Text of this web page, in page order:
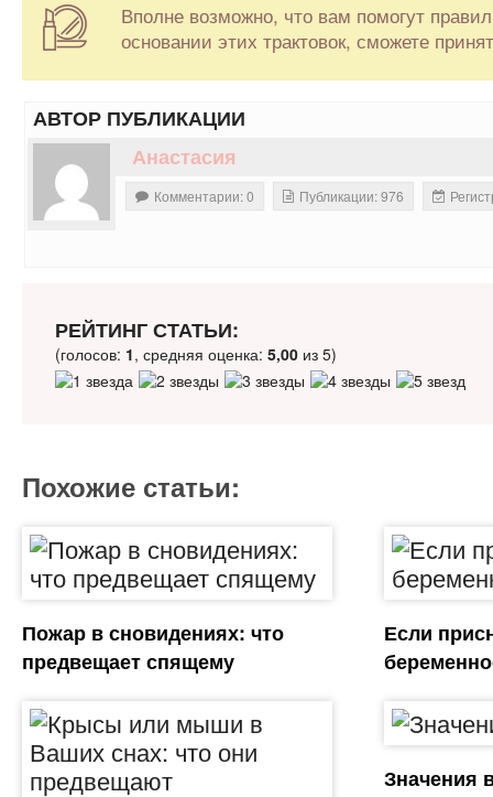
Вполне возможно, что вам помогут
основании этих трактовок, сможете
АВТОР ПУБЛИКАЦИИ
Анастасия
Комментарии: 0 Публикации: 976
РЕЙТИНГ СТАТЬИ:
(голосов: 1, средняя оценка: 5,00из 5)
Похожие статьи:
Пожар в сновидениях: что
предвещает спящему
Если
Значения